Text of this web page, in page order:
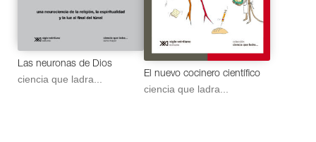
Las neuronas de Dios
ciencia que ladra... El nuevo cocinero científico
ciencia que ladra...